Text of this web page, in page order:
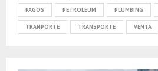
PAGOS PETROLEUM PLUMBING
TRANPORTE TRANSPORTE VENTA